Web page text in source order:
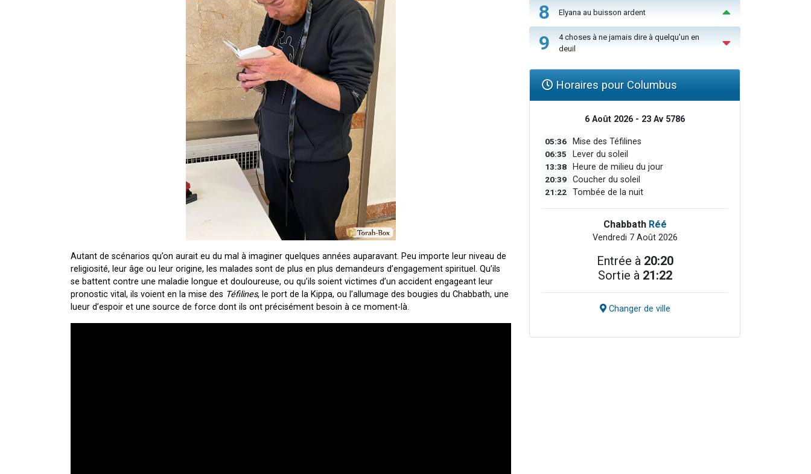
Autant de scénarios qu’on aurait eu du mal à imaginer quelques années auparavant. Peu importe leur niveau de
religiosité, leur âge ou leur origine, les malades sont de plus en plus demandeurs d’engagement spirituel. Qu’ils
se battent contre une maladie longue et douloureuse, ou qu’ils soient victimes d’un accident engageant leur
pronostic vital, ils voient en la mise des Téfilines, le port de la Kippa, ou l’allumage des bougies du Chabbath, une
lueur d’espoir et une source de force dont ils ont précisément besoin à ce moment-là.
8 Elyana au buisson ardent
9
4 choses à ne jamais dire à quelqu'un en
deuil
Horaires pour Columbus
6 Août 2026 - 23 Av 5786
05:36 Mise des Téfilines
06:35 Lever du soleil
13:38 Heure de milieu du jour
20:39 Coucher du soleil
21:22 Tombée de la nuit
Chabbath Réé
Vendredi 7 Août 2026
Entrée à 20:20
Sortie à 21:22
Changer de ville